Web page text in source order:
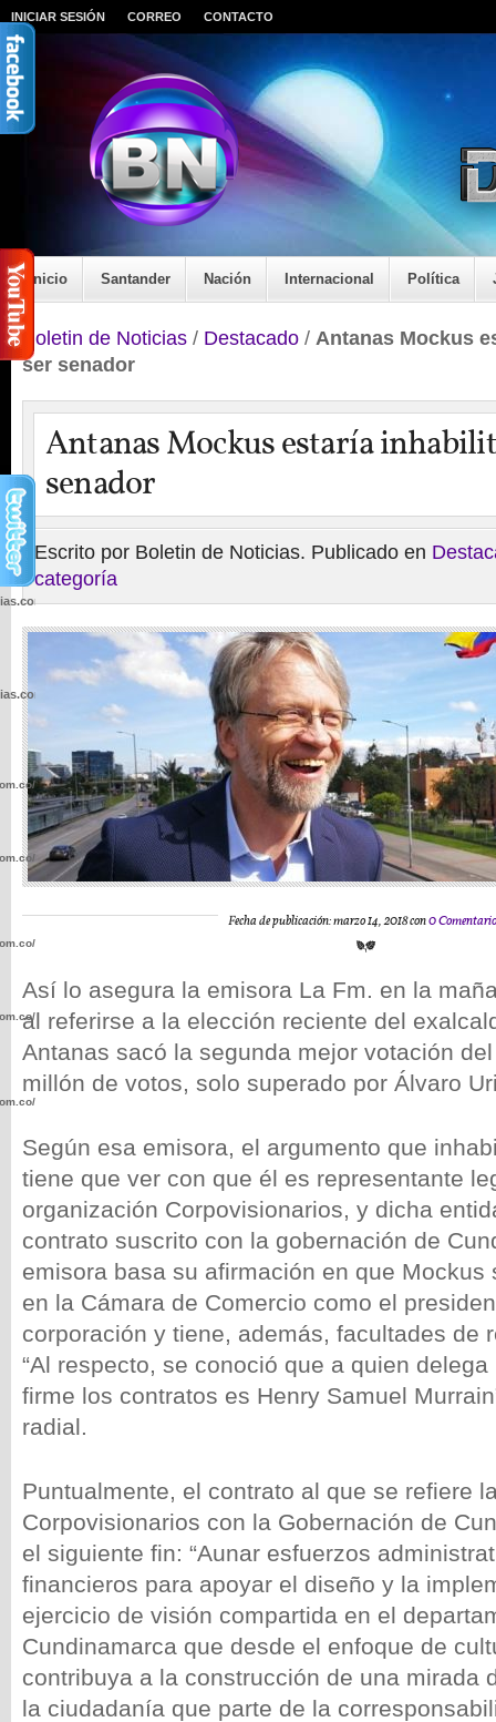
INICIAR SESIÓN CORREO CONTACTO
Inicio Santander Nación Internacional Política
Boletin de Noticias / Destacado / Antanas Mockus
ser senador
Antanas Mockus estaría
senador
Escrito por Boletin de Noticias. Publicado en
categoría
Fecha de publicación: marzo 14, 2018 con0
Así lo asegura la emisora La Fm. en la
al referirse a la elección reciente del
Antanas sacó la segunda mejor votación
millón de votos, solo superado por Álvaro
Según esa emisora, el argumento que
tiene que ver con que él es representante
organización Corpovisionarios, y dicha
contrato suscrito con la gobernación de
emisora basa su afirmación en que Mockus
en la Cámara de Comercio como el
corporación y tiene, además, facultades de
“Al respecto, se conoció que a quien
firme los contratos es Henry Samuel
radial.
Puntualmente, el contrato al que se refiere
Corpovisionarios con la Gobernación de
el siguiente fin: “Aunar esfuerzos
financieros para apoyar el diseño y la
ejercicio de visión compartida en el
Cundinamarca que desde el enfoque de
contribuya a la construcción de una mirada
la ciudadanía que parte de la
wp-
wp-
wp-
wp-
wp-
wp-
wp-
wp-
wp-